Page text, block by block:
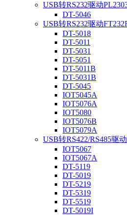
USB转RS232驱动
DT-5046
USB转RS232驱动
DT-5018
DT-5011
DT-5031
DT-5051
DT-5011B
DT-5031B
DT-5045
IOT5045A
IOT5076A
IOT5080
IOT5076B
IOT5079A
USB转RS422/RS485驱
IOT5067
IOT5067A
DT-5119
DT-5019
DT-5219
DT-5319
DT-5519
DT-5019I